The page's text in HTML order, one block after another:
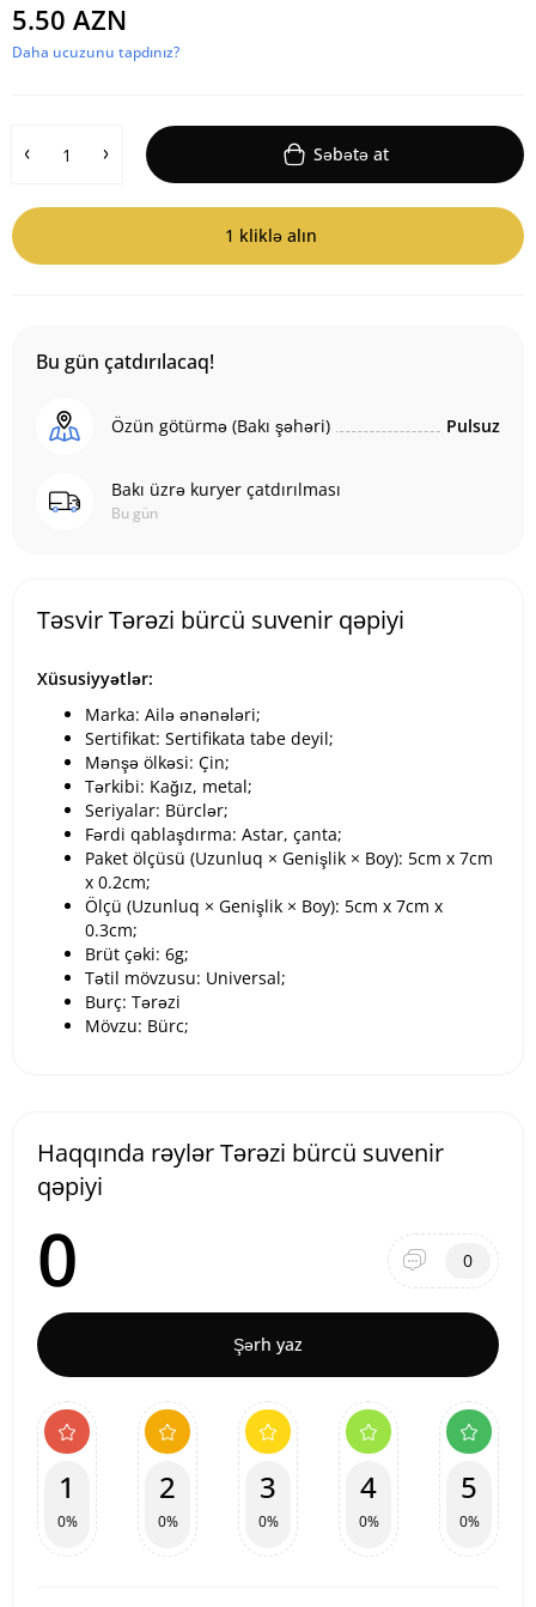
5.50 AZN
Daha ucuzunu tapdınız?
Səbətə at
1 kliklə alın
Bu gün çatdırılacaq!
Özün götürmə (Bakı şəhəri) Pulsuz
Bakı üzrə kuryer çatdırılması
Bu gün
Təsvir Tərəzi bürcü suvenir qəpiyi
Xüsusiyyətlər:
Marka: Ailə ənənələri;
Sertifikat: Sertifikata tabe deyil;
Mənşə ölkəsi: Çin;
Tərkibi: Kağız, metal;
Seriyalar: Bürclər;
Fərdi qablaşdırma: Astar, çanta;
Paket ölçüsü (Uzunluq × Genişlik × Boy): 5cm x 7cm
x 0.2cm;
Ölçü (Uzunluq × Genişlik × Boy): 5cm x 7cm x
0.3cm;
Brüt çəki: 6g;
Tətil mövzusu: Universal;
Burç: Tərəzi
Mövzu: Bürc;
Haqqında rəylər Tərəzi bürcü suvenir
qəpiyi
0 0
Şərh yaz
1
0%
2
0%
3
0%
4
0%
5
0%